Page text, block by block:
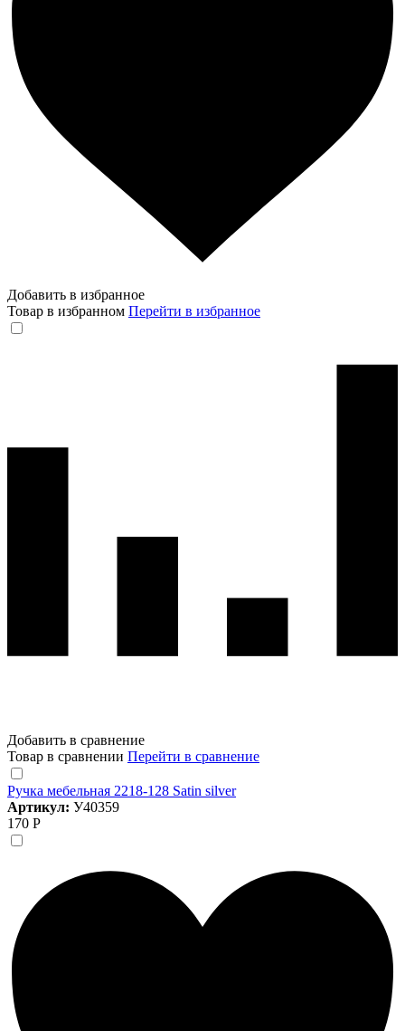
Добавить в избранное
Товар в избранном Перейти в избранное
Добавить в сравнение
Товар в сравнении Перейти в сравнение
Ручка мебельная 2218-128 Satin silver
Артикул: У40359
170 Р